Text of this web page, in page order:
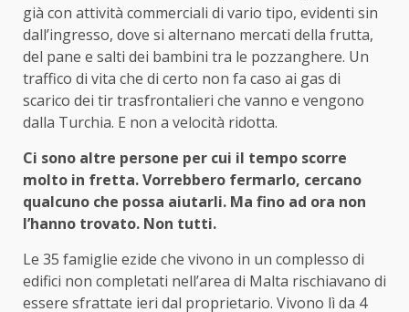
già con attività commerciali di vario tipo, evidenti sin
dall’ingresso, dove si alternano mercati della frutta,
del pane e salti dei bambini tra le pozzanghere. Un
traffico di vita che di certo non fa caso ai gas di
scarico dei tir trasfrontalieri che vanno e vengono
dalla Turchia. E non a velocità ridotta.
Ci sono altre persone per cui il tempo scorre
molto in fretta. Vorrebbero fermarlo, cercano
qualcuno che possa aiutarli. Ma fino ad ora non
l’hanno trovato. Non tutti.
Le 35 famiglie ezide che vivono in un complesso di
edifici non completati nell’area di Malta rischiavano di
essere sfrattate ieri dal proprietario. Vivono lì da 4